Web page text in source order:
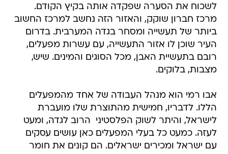
לשכוח את הסערה שפקדה אותה בקיץ הקודם.
מרכז חברון שוקק, והאזור הזה נחשב למרכז החשוב
ביותר של תעשייה ומסחר בגדה המערבית. בדרום
העיר שוכן לו אזור התעשייה, עם עשרות מפעלים,
רובם בתעשיית האבן, מכל הסוגים והמינים. שיש,
מצבות, בלוקים.
אבו רמי הוא מנהל העבודה של אחד מהמפעלים
הללו. לדבריו, חמישית מהתוצרת שלו מועברת
לישראל, והיתר לשוק הפלסטיני  הרוב לגדה, ומעט
לעזה. כמעט כל בעלי המפעלים כאן עושים עסקים
עם ישראל ומכירים ישראלים. הם קונים את חומר